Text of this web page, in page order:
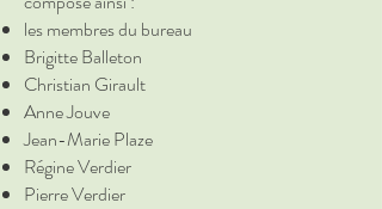
les membres du bureau
Brigitte Balleton
Christian Girault
Anne Jouve
Jean-Marie Plaze
Régine Verdier
Pierre Verdier